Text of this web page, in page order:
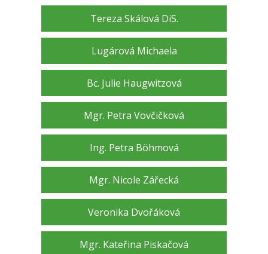
Tereza Skálová DiS.
Lugárová Michaela
Bc. Julie Haugwitzová
Mgr. Petra Vovčičková
Ing. Petra Böhmová
Mgr. Nicole Zářecká
Veronika Dvořáková
Mgr. Kateřina Piskačová